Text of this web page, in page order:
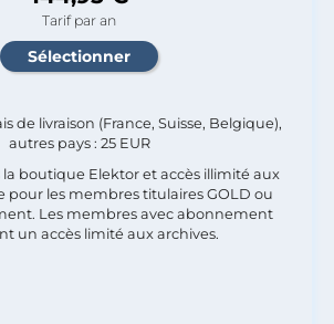
Tarif par an
de livraison (France, Suisse, Belgique),
autres pays : 25 EUR
boutique Elektor et accès illimité aux
pour les membres titulaires GOLD ou
Les membres avec abonnement
un accès limité aux archives.